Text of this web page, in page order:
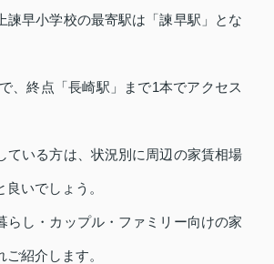
諫早小学校の最寄駅は「諫早駅」とな
、終点「長崎駅」まで1本でアクセス
ている方は、状況別に周辺の家賃相場
いでしょう。
らし・カップル・ファミリー向けの家
紹介します。